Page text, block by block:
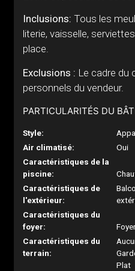
Inclusions: Tous les
literie, vaisselle,
place.
Exclusions : Le cadre du
personnels du vendeur.
PARTICULARITÉS DU
Style:
Air climatisé:
Oui
Caractéristiques de la
piscine:
Caractéristiques de
l'extérieur:
Caractéristiques du
foyer:
Caractéristiques du
terrain:
Plat